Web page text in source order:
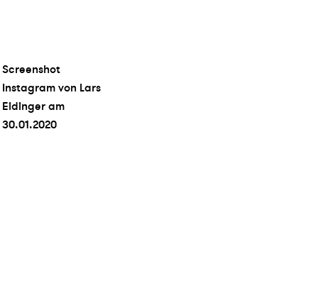
Screenshot
Instagram von Lars
Eidinger am
30.01.2020